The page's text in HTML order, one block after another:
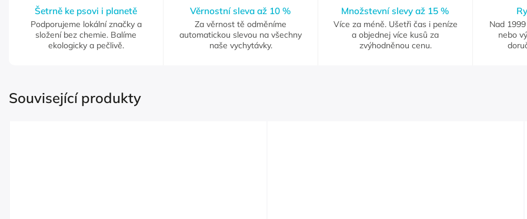
Šetrně ke psovi i planetě
Podporujeme lokální značky a
složení bez chemie. Balíme
ekologicky a pečlivě.
Věrnostní sleva až 10 %
Za věrnost tě odměníme
automatickou slevou na všechny
naše vychytávky.
Množstevní slevy až 15 %
Více za méně. Ušetři čas i peníze
a objednej více kusů za
zvýhodněnou cenu.
Nad
nebo
Související produkty